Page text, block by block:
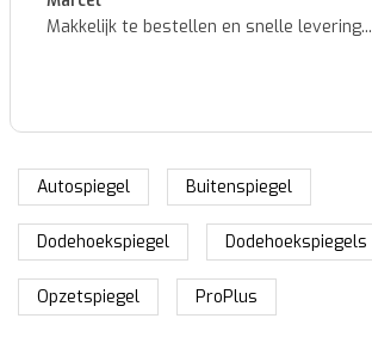
Makkelijk te bestellen en snelle levering...
Autospiegel Buitenspiegel
Dodehoekspiegel Dodehoekspiegels
Opzetspiegel ProPlus